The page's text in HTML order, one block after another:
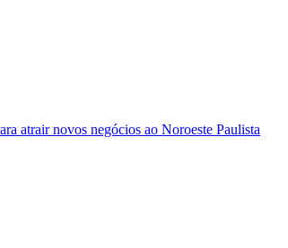
atrair novos negócios ao Noroeste Paulista